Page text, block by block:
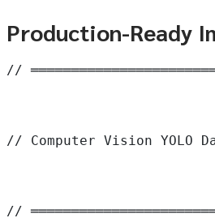
Production-Ready
//
// Computer Vision YOLO
//